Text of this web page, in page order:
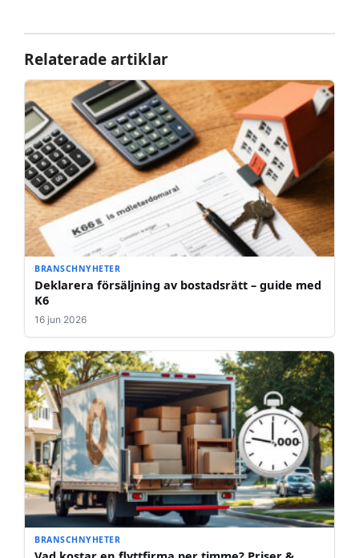
Relaterade artiklar
BRANSCHNYHETER
Deklarera försäljning av bostadsrätt – guide med
K6
16 jun 2026
BRANSCHNYHETER